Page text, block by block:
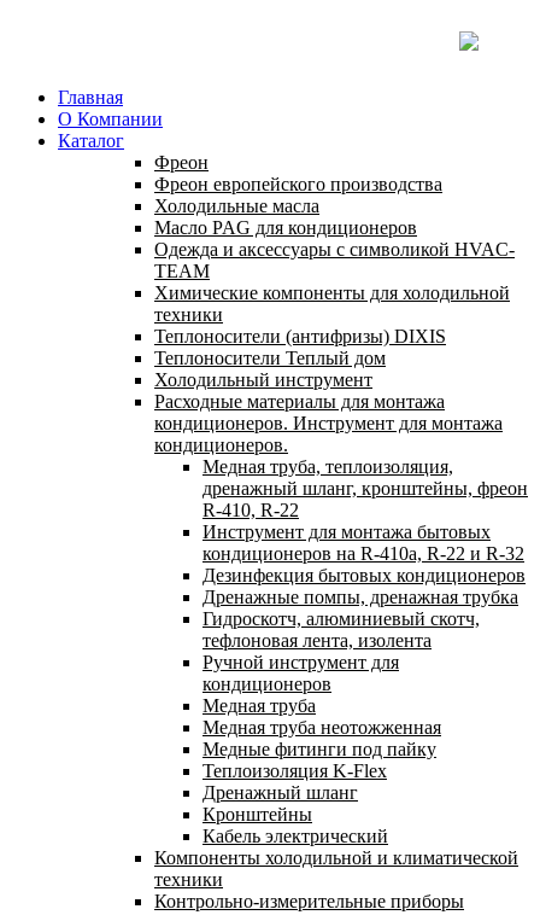
Главная
О Компании
Каталог
Фреон
Фреон европейского производства
Холодильные масла
Масло PAG для кондиционеров
Одежда и аксессуары с символикой HVAC-
TEAM
Химические компоненты для холодильной
техники
Теплоносители (антифризы) DIXIS
Теплоносители Теплый дом
Холодильный инструмент
Расходные материалы для монтажа
кондиционеров. Инструмент для монтажа
кондиционеров.
Медная труба, теплоизоляция,
дренажный шланг, кронштейны, фреон
R-410, R-22
Инструмент для монтажа бытовых
кондиционеров на R-410а, R-22 и R-32
Дезинфекция бытовых кондиционеров
Дренажные помпы, дренажная трубка
Гидроскотч, алюминиевый скотч,
тефлоновая лента, изолента
Ручной инструмент для
кондиционеров
Медная труба
Медная труба неотожженная
Медные фитинги под пайку
Теплоизоляция K-Flex
Дренажный шланг
Кронштейны
Кабель электрический
Компоненты холодильной и климатической
техники
Контрольно-измерительные приборы